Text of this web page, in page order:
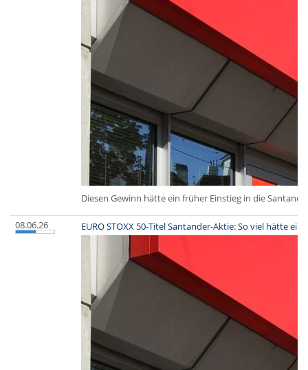
Diesen Gewinn hätte ein früher Einstieg in die
08.06.26 EURO STOXX 50-Titel Santander-Aktie: So viel hätte